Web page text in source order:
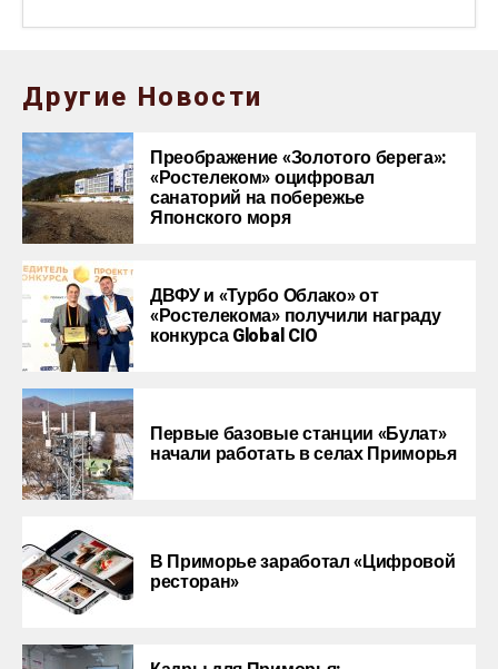
Другие Новости
Преображение «Золотого берега»:
«Ростелеком» оцифровал
санаторий на побережье
Японского моря
ДВФУ и «Турбо Облако» от
«Ростелекома» получили награду
конкурса Global CIO
Первые базовые станции «Булат»
начали работать в селах Приморья
В Приморье заработал «Цифровой
ресторан»